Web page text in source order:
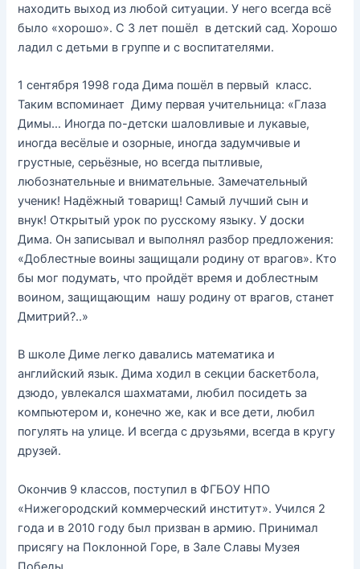
находить выход из любой ситуации. У него всегда всё
было «хорошо». С 3 лет пошёл в детский сад. Хорошо
ладил с детьми в группе и с воспитателями.
1 сентября 1998 года Дима пошёл в первый класс.
Таким вспоминает Диму первая учительница: «Глаза
Димы… Иногда по-детски шаловливые и лукавые,
иногда весёлые и озорные, иногда задумчивые и
грустные, серьёзные, но всегда пытливые,
любознательные и внимательные. Замечательный
ученик! Надёжный товарищ! Самый лучший сын и
внук! Открытый урок по русскому языку. У доски
Дима. Он записывал и выполнял разбор предложения:
«Доблестные воины защищали родину от врагов». Кто
бы мог подумать, что пройдёт время и доблестным
воином, защищающим нашу родину от врагов, станет
Дмитрий?..»
В школе Диме легко давались математика и
английский язык. Дима ходил в секции баскетбола,
дзюдо, увлекался шахматами, любил посидеть за
компьютером и, конечно же, как и все дети, любил
погулять на улице. И всегда с друзьями, всегда в кругу
друзей.
Окончив 9 классов, поступил в ФГБОУ НПО
«Нижегородский коммерческий институт». Учился 2
года и в 2010 году был призван в армию. Принимал
присягу на Поклонной Горе, в Зале Славы Музея